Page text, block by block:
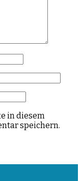
in diesem
speichern.